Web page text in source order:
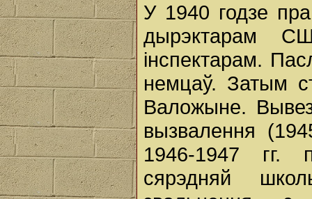
У 1940 годзе
дырэктарам
інспектарам.
немцаў. Затым
Валожыне.
вызвалення
1946-1947 гг.
сярэдняй